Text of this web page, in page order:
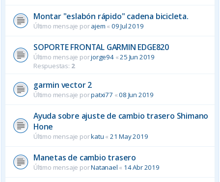
Montar "eslabón rápido" cadena bicicleta.
Último mensaje porajem « 09 Jul 2019
SOPORTE FRONTAL GARMIN EDGE820
Último mensaje porjorge94«25 Jun 2019
Respuestas: 2
garmin vector 2
Último mensaje porpatxi77 «08 Jun 2019
Ayuda sobre ajuste de cambio trasero Shimano
Hone
Último mensaje porkatu « 21 May 2019
Manetas de cambio trasero
Último mensaje porNatanael « 14 Abr 2019